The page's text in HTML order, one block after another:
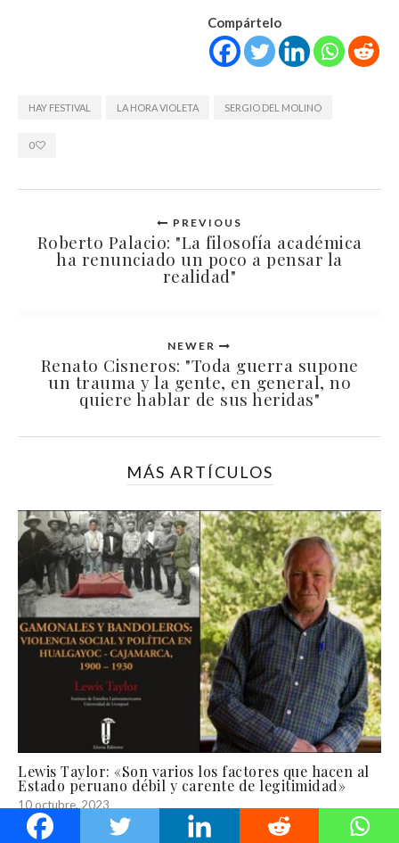
Compártelo
HAY FESTIVAL LA HORA VIOLETA SERGIO DEL MOLINO
0
PREVIOUS
Roberto Palacio: "La filosofía académica
ha renunciado un poco a pensar la
realidad"
NEWER
Renato Cisneros: "Toda guerra supone
un trauma y la gente, en general, no
quiere hablar de sus heridas"
MÁS ARTÍCULOS
Lewis Taylor: «Son varios los factores que hacen al
Estado peruano débil y carente de legitimidad»
10 octubre, 2023